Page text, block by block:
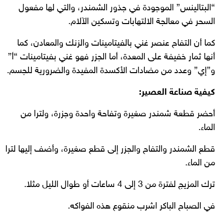
“البتالينس” الموجودة في جذور الشمندر، والتي لها مفعول
السحر في معالجة الالتهابات وتسكين الآلام.
كما أن التفاح عنصر غني بالفيتامينات والزنك والمعادن، كما
أنها ثمار خفيفة على المعدة، أما الجزر فهو غني بفيتامينات “أ”
و”إي” وعدد من مضادات الأكسدة المفيدة والضرورية للجسم.
كيفية صناعة العصير:
أحضر قطعة شمندر صغيرة وتفاحة واحدة وجزرة، ولترا من
الماء.
قطع الشمندر والتفاح والجزر إلى قطع صغيرة، وأضف إليها لترا
من الماء.
ترك المزيج لفترة من 3 إلى 4 ساعات أو طوال الليل مثلا.
في الصباح الباكر اشرب منقوع هذه الفواكه.